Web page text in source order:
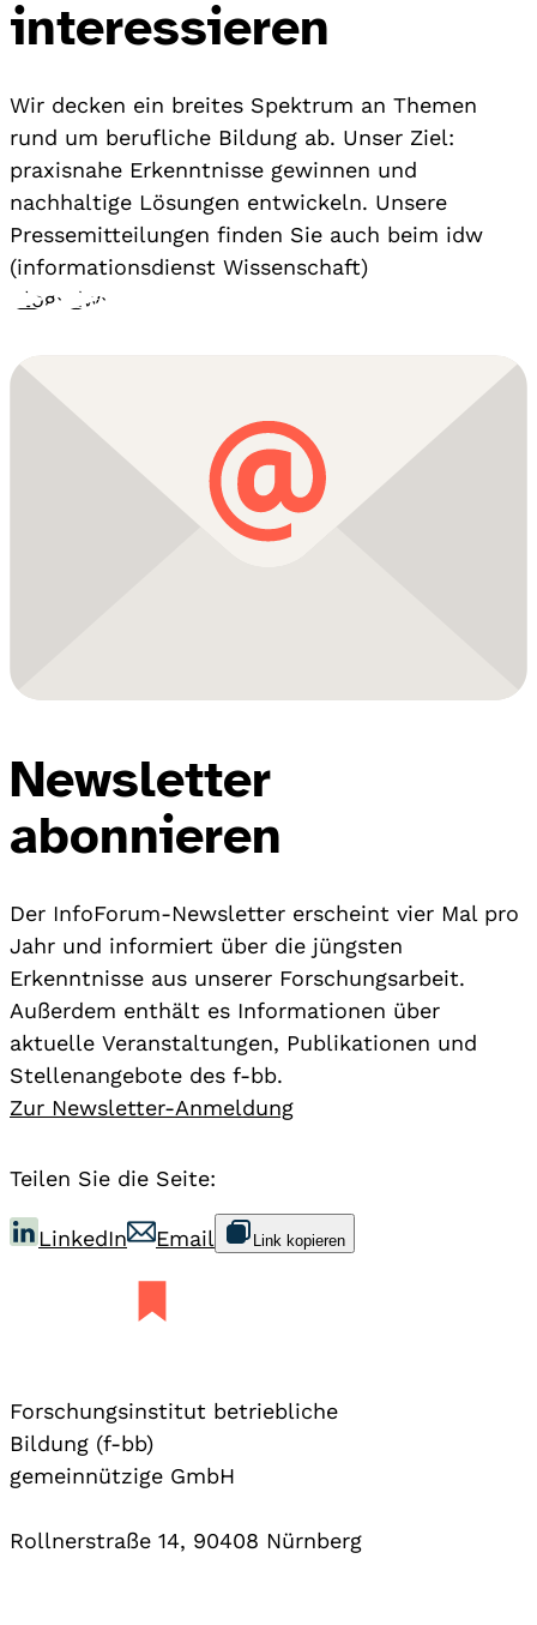
interessieren
Wir decken ein breites Spektrum an Themen
rund um berufliche Bildung ab. Unser Ziel:
praxisnahe Erkenntnisse gewinnen und
nachhaltige Lösungen entwickeln. Unsere
Pressemitteilungen finden Sie auch beim idw
(informationsdienst Wissenschaft)
Blog› idw›
Newsletter
abonnieren
Der InfoForum-Newsletter erscheint vier Mal pro
Jahr und informiert über die jüngsten
Erkenntnisse aus unserer Forschungsarbeit.
Außerdem enthält es Informationen über
aktuelle Veranstaltungen, Publikationen und
Stellenangebote des f-bb.
Zur Newsletter-Anmeldung
Teilen Sie die Seite:
LinkedIn Email Link kopieren
Forschungsinstitut betriebliche
Bildung (f-bb)
gemeinnützige GmbH
Rollnerstraße 14, 90408 Nürnberg